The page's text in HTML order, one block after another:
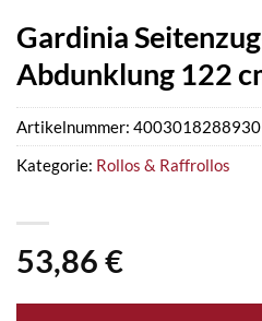
Gardinia
Abdunklung 122
53,86 €
Artikelnummer: 4003018288930
Kategorie: Rollos & Raffrollos